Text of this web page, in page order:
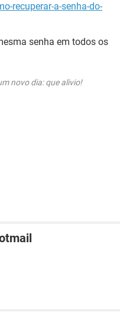
recuperar-a-senha-do-
senha em todos os
novo dia: que alivio!